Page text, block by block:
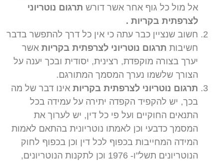
אל מול כל גוף אחר אשר דורש תרגום נוטריוני
לצרפתית בקריות .
חשוב שנציין כבר עתה כי אין כל דרך להתפשר בדבר
חשיבות תרגום נוטריוני לצרפתית בקריות אשר
יערך בצורה מוקפדת, רצינית, יסודית ובכך יענה על
הצורך שלשמו נערך המסמך המתורגם.
תרגום נוטריוני לצרפתית בקריות אינו דבר של מה
בכך, יש להקפיד הקפדה יתירה על עמידה בכל
התנאים החוקיים ועל פי כל דין, יש לערוך את
המסמך כדבעי וכן לאמתו נוטריונית בהתאם לאמות
המידה המחייבות בכפוף לכל דין וכן בכפוף לחוק
הנוטריונים תשל"ו- 1976 וכן לתקנות הנוטריונים,